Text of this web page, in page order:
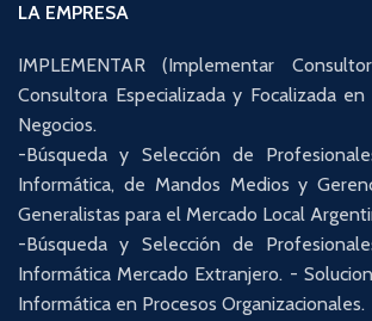
LA EMPRESA
IMPLEMENTAR (Implementar
Consultora Especializada y Focalizada
Negocios.
-Búsqueda y Selección de
Informática, de Mandos Medios y
Generalistas para el Mercado Local
-Búsqueda y Selección de
Informática Mercado Extranjero. -
Informática en Procesos Organizacionales.